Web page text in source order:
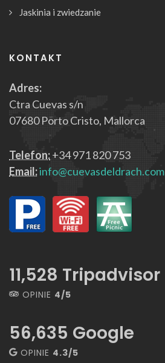
Jaskinia i zwiedzanie
KONTAKT
Adres:
Ctra Cuevas s/n
07680 Porto Cristo, Mallorca
Telefon:+34 971 820 753
Email:info@cuevasdeldrach.com
13,267 Tripadvisor
OPINIE 4/5
56,635 Google
OPINIE 4.3/5